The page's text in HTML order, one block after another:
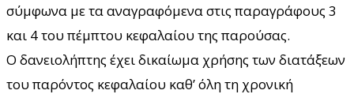
σύμφωνα με τα αναγραφόμενα στις παραγράφους 3
και 4 του πέμπτου κεφαλαίου της παρούσας.
Ο δανειολήπτης έχει δικαίωμα χρήσης των διατάξεων
του παρόντος κεφαλαίου καθ’ όλη τη χρονική